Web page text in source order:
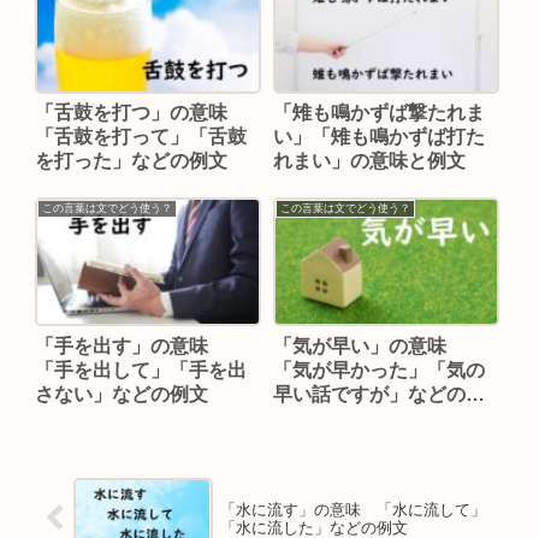
「舌鼓を打つ」の意味
「舌鼓を打って」「舌鼓
を打った」などの例文
「雉も鳴かずば撃たれま
い」「雉も鳴かずば打た
れまい」の意味と例文
この言葉は文でどう使う？
「手を出す」の意味
「手を出して」「手を出
さない」などの例文
この言葉は文でどう使う？
「気が早い」の意味
「気が早かった」「気の
早い話ですが」などの例
「水に流す」の意味 「水に流して」
「水に流した」などの例文